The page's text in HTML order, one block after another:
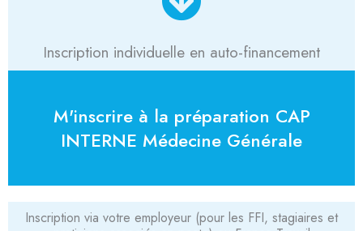
Inscription individuelle en auto-financement
M'inscrire à la préparation CAP
INTERNE Médecine Générale
Inscription via votre employeur (pour les FFI, stagiaires et